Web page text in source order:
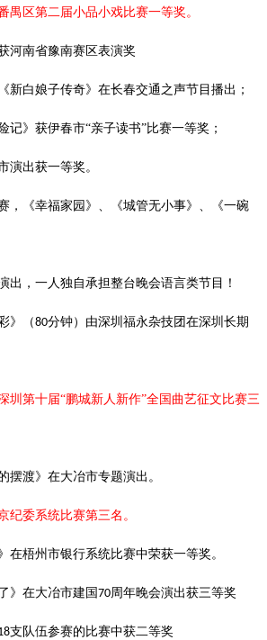
禺区第二届小品小戏比赛一等奖。
河南省豫南赛区表演奖
新白娘子传奇》在长春交通之声节目播出；
记》获伊春市“亲子读书”比赛一等奖；
演出获一等奖。
，《幸福家园》、《城管无小事》、《一碗
出，一人独自承担整台晚会语言类节目！
》（80分钟）由深圳福永杂技团在深圳长期
圳第十届“鹏城新人新作”全国曲艺征文比赛三
摆渡》在大冶市专题演出。
纪委系统比赛第三名。
在梧州市银行系统比赛中荣获一等奖。
》在大冶市建国70周年晚会演出获三等奖
支队伍参赛的比赛中获二等奖